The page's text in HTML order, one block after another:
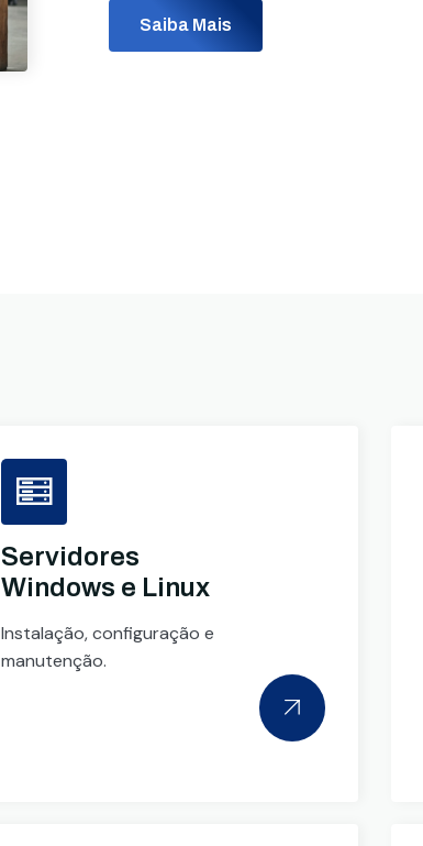
Saiba Mais
Servidores
Windows e Linux
Instalação, configuração e
manutenção.